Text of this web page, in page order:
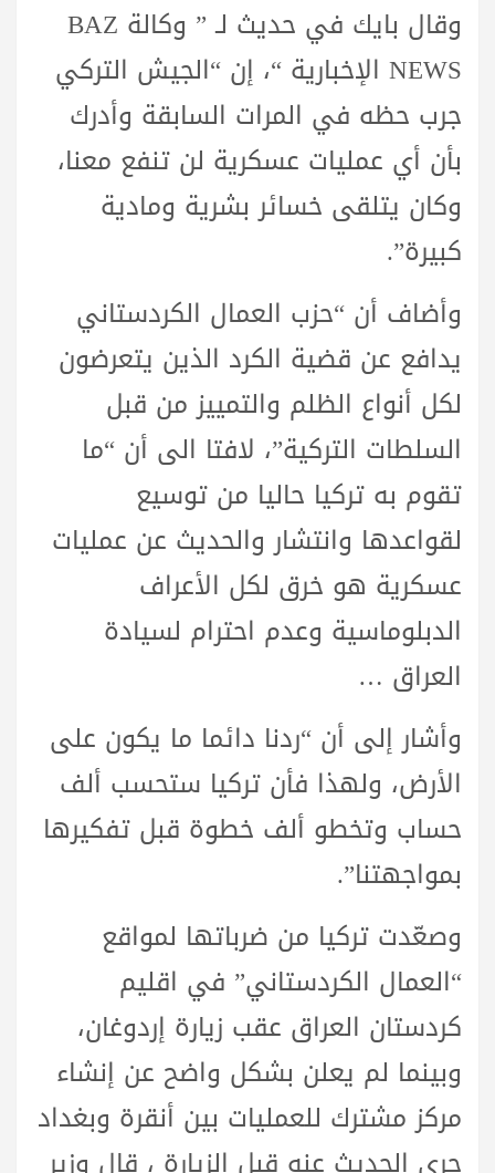
وقال بايك في حديث لـ ” وكالة BAZ
NEWS الإخبارية “، إن “الجيش التركي
جرب حظه في المرات السابقة وأدرك
بأن أي عمليات عسكرية لن تنفع معنا،
وكان يتلقى خسائر بشرية ومادية
كبيرة”.
وأضاف أن “حزب العمال الكردستاني
يدافع عن قضية الكرد الذين يتعرضون
لكل أنواع الظلم والتمييز من قبل
السلطات التركية”، لافتا الى أن “ما
تقوم به تركيا حاليا من توسيع
لقواعدها وانتشار والحديث عن عمليات
عسكرية هو خرق لكل الأعراف
الدبلوماسية وعدم احترام لسيادة
العراق …
وأشار إلى أن “ردنا دائما ما يكون على
الأرض، ولهذا فأن تركيا ستحسب ألف
حساب وتخطو ألف خطوة قبل تفكيرها
بمواجهتنا”.
وصعّدت تركيا من ضرباتها لمواقع
“العمال الكردستاني” في اقليم
كردستان العراق عقب زيارة إردوغان،
وبينما لم يعلن بشكل واضح عن إنشاء
مركز مشترك للعمليات بين أنقرة وبغداد